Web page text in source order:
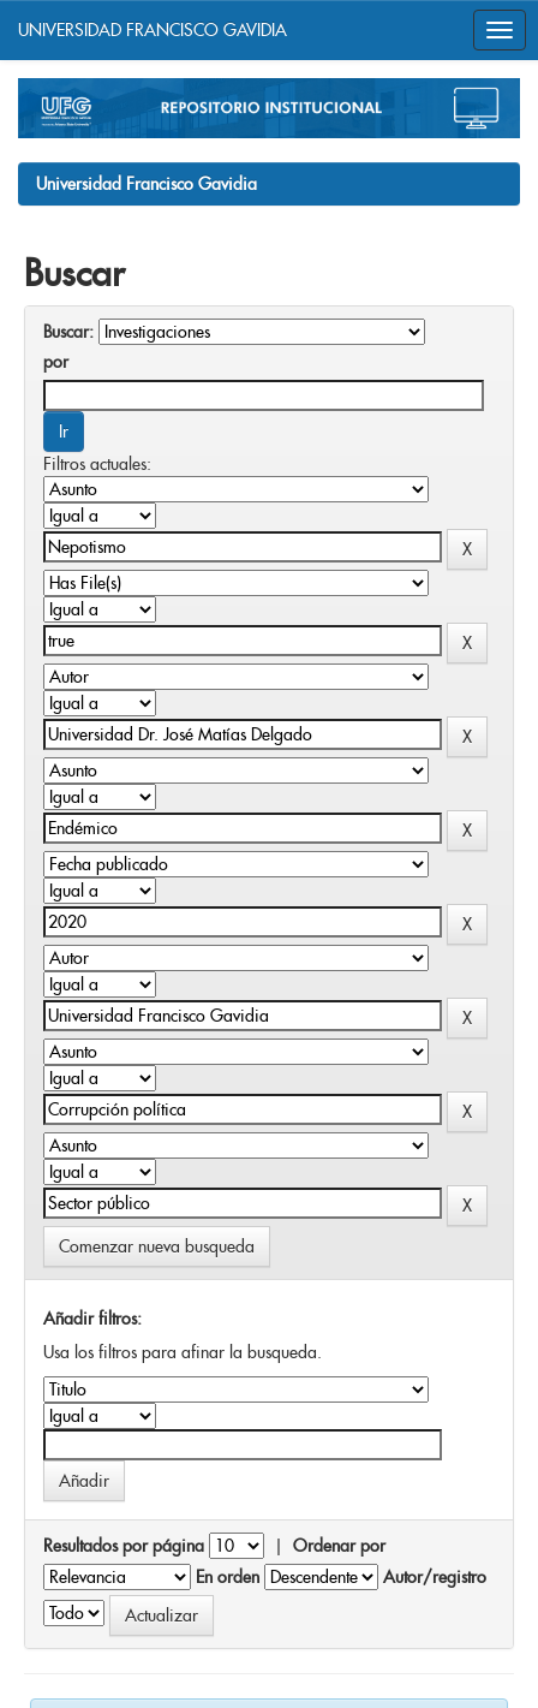
navigation
UNIVERSIDAD FRANCISCO GAVIDIA
Universidad Francisco Gavidia
Buscar
Buscar:
por
Filtros actuales:
Comenzar nueva busqueda
Añadir filtros:
Usa los filtros para afinar la busqueda.
Resultados por página | Ordenar por
En orden
Autor/registro